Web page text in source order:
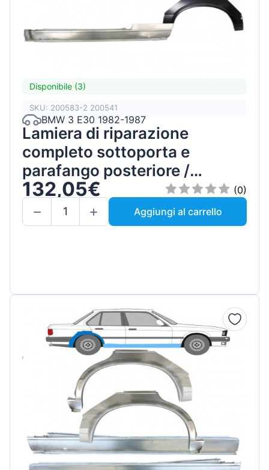
Disponibile (3)
SKU: 200583-2 200541
BMW 3 E30 1982-1987
Lamiera di riparazione
completo sottoporta e
parafango posteriore /
Sinistra / Set
132,05€
(0)
Aggiungi al carrello